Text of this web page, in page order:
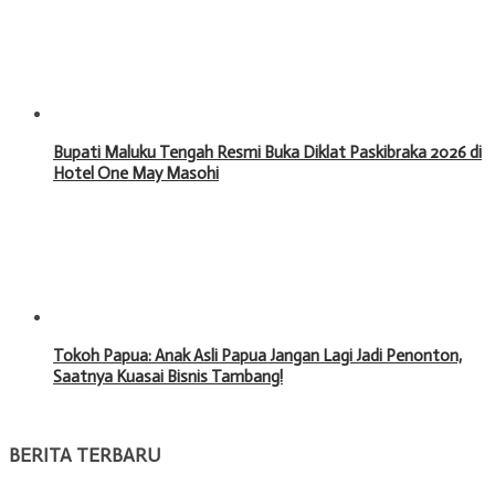
Bupati Maluku Tengah Resmi Buka Diklat Paskibraka 2026 di
Hotel One May Masohi
Tokoh Papua: Anak Asli Papua Jangan Lagi Jadi Penonton,
Saatnya Kuasai Bisnis Tambang!
BERITA TERBARU